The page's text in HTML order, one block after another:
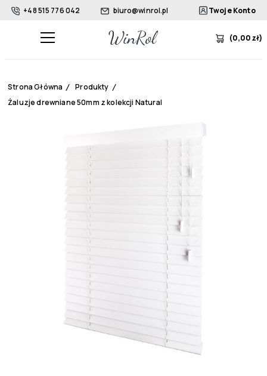
+48 515 776 042 biuro@winrol.pl Twoje Konto
(0,00zł)
Strona Główna / Produkty /
Żaluzje drewniane 50mm z kolekcji Natural